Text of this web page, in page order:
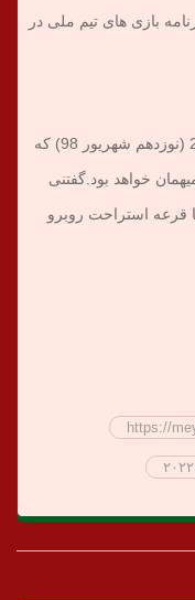
بازی های تیم ملی در
بر این اساس، در روز 10 سپتامبر سال 2019 (نوزدهم شهریور 98) که
خواهد بود.گفتنی
قرعه استراحت روبرو
https://